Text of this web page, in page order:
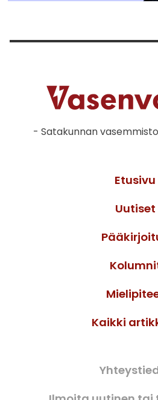
- Satakunnan
Etusivu
Uutiset
Kaikki